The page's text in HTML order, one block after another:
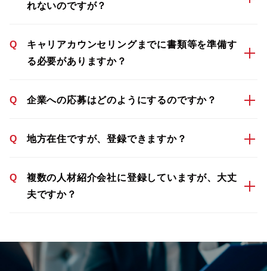
れないのですが？
Q
キャリアカウンセリングまでに書類等を準備す
る必要がありますか？
Q 企業への応募はどのようにするのですか？
Q 地方在住ですが、登録できますか？
Q
複数の人材紹介会社に登録していますが、大丈
夫ですか？